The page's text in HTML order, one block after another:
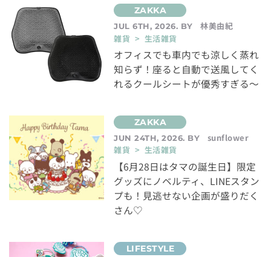
JUL 6TH, 2026. BY
林美由紀
雑貨 > 生活雑貨
オフィスでも車内でも涼しく蒸れ
知らず！座ると自動で送風してく
れるクールシートが優秀すぎる～
JUN 24TH, 2026. BY
sunflower
雑貨 > 生活雑貨
【6月28日はタマの誕生日】限定
グッズにノベルティ、LINEスタン
プも！見逃せない企画が盛りだく
さん♡